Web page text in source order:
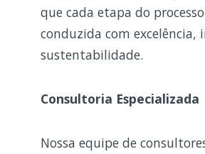
que cada etapa do
conduzida com excelência,
sustentabilidade.
Consultoria Especializada
Nossa equipe de